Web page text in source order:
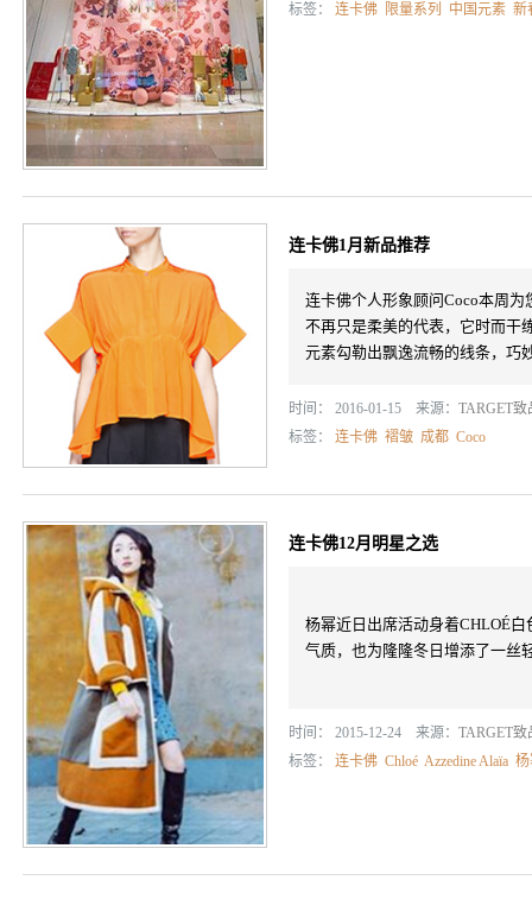
标签： 连卡佛 限量系列 中国元素 新
连卡佛1月新品推荐
连卡佛个人形象顾问Coco本周
不再只是柔美的代表，它时而干
元素勾勒出飘逸流畅的线条，巧
时间： 2016-01-15 来源： TARGET致
标签： 连卡佛 褶皱 成都 Coco
连卡佛12月明星之选
杨幂近日出席活动身着CHLOÉ
气质，也为隆隆冬日增添了一丝
时间： 2015-12-24 来源： TARGET致
标签： 连卡佛 Chloé Azzedine Alaïa